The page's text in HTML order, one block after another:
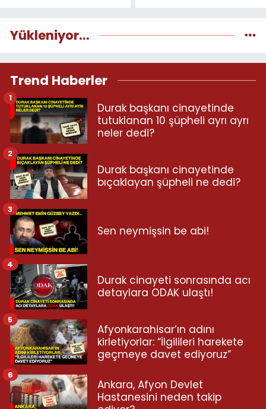
Yükleniyor...
Trend Haberler
Durak başkanı cinayetinde
tutuklanan 10 şüpheli ayrı ayrı
neler dedi?
1
Durak başkanı cinayetinde
bıçaklayan şüpheli ne dedi?
2
Sen neymişsin be abi!
3
Durak cinayeti sonrasında acı
detaylara ODAK ulaştı!
4
Afyonkarahisar’ın adını
kirletiyorlar: “İlgilileri harekete
geçmeye davet ediyoruz”
5
Ankara, Afyon Devlet
Hastanesini neden takip
6